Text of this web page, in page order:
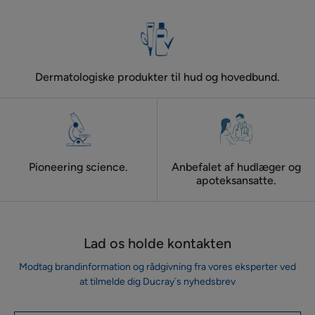
Dermatologiske produkter til hud og hovedbund.
Pioneering science.
Anbefalet af hudlæger og
apoteksansatte.
Lad os holde kontakten
Modtag brandinformation og rådgivning fra vores eksperter ved
at tilmelde dig Ducray´s nyhedsbrev